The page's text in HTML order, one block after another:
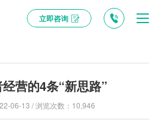
立即咨询
营的4条“新思路”
06-13 / 浏览次数：10,946